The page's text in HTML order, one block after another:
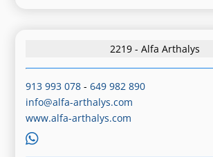
2219 - Alfa Arthalys
913 993 078 -649 982 890
info@alfa-arthalys.com
www.alfa-arthalys.com